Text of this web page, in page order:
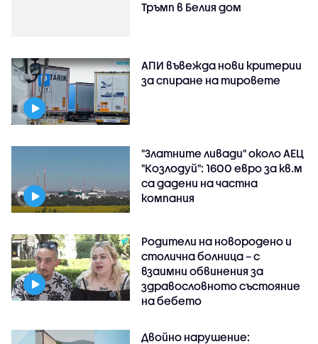
Тръмп в Белия дом
АПИ въвежда нови критерии
за спиране на тировете
"Златните ливади" около АЕЦ
"Козлодуй": 1600 евро за кв.м
са дадени на частна
компания
Родители на новородено и
столична болница – с
взаимни обвинения за
здравословното състояние
на бебето
Двойно нарушение: